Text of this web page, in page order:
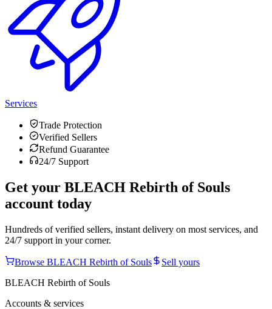
Services
Trade Protection
Verified Sellers
Refund Guarantee
24/7 Support
Get your BLEACH Rebirth of Souls
account today
Hundreds of verified sellers, instant delivery on most services, and
24/7 support in your corner.
Browse BLEACH Rebirth of Souls
Sell yours
BLEACH Rebirth of Souls
Accounts & services